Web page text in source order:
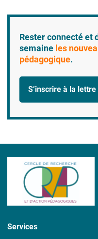
Rester connecté et
semaine les
pédagogique.
S’inscrire à la
Services